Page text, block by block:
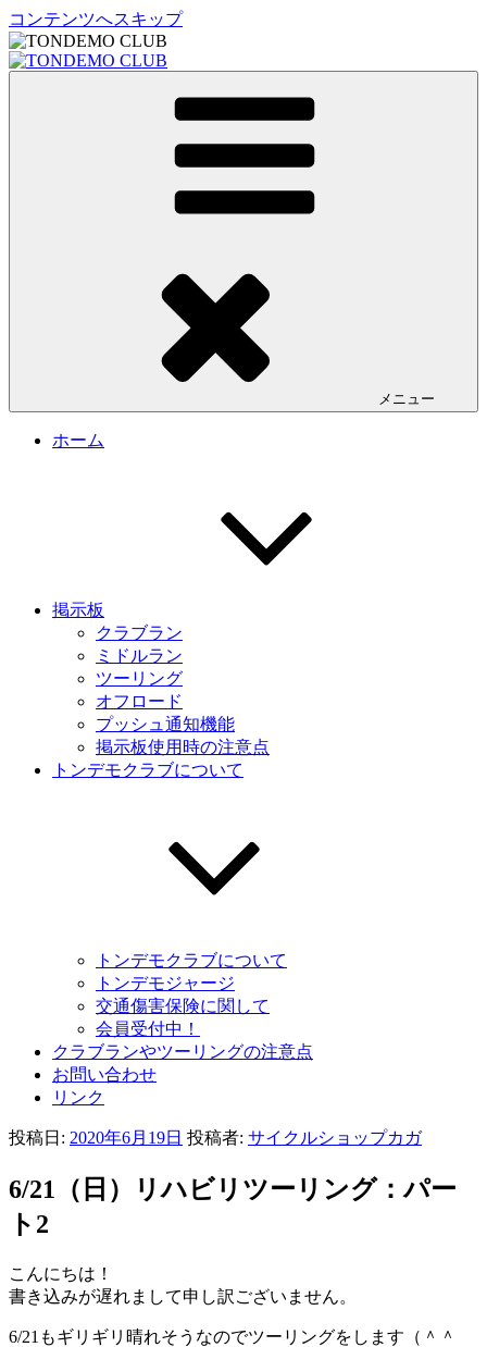
コンテンツへスキップ
トンデモクラブ公式サイト
メニュー
ホーム
掲示板
クラブラン
ミドルラン
ツーリング
オフロード
プッシュ通知機能
掲示板使用時の注意点
トンデモクラブについて
トンデモクラブについて
トンデモジャージ
交通傷害保険に関して
会員受付中！
クラブランやツーリングの注意点
お問い合わせ
リンク
投稿日: 2020年6月19日 投稿者: サイクルショップカガ
6/21（日）リハビリツーリング：パー
ト2
こんにちは！
書き込みが遅れまして申し訳ございません。
6/21もギリギリ晴れそうなのでツーリングをします（＾＾